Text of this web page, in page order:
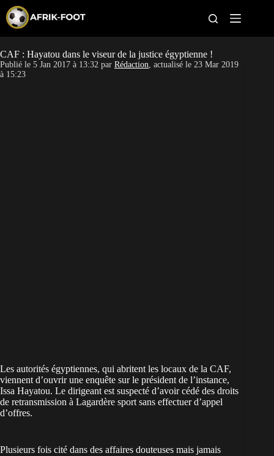
p
o
c
CAN féminine
CAF : Hayatou dans le viseur de la justice égyptienne !
Publié le 5 Jan 2017 à 13:32 par Rédaction, actualisé le 23 Mar 2019
à 15:23
Les autorités égyptiennes, qui abritent les locaux de la CAF,
viennent d’ouvrir une enquête sur le président de l’instance,
Issa Hayatou. Le dirigeant est suspecté d’avoir cédé des droits
de retransmission à Lagardère sport sans effectuer d’appel
d’offres.
Plusieurs fois cité dans des affaires douteuses mais jamais